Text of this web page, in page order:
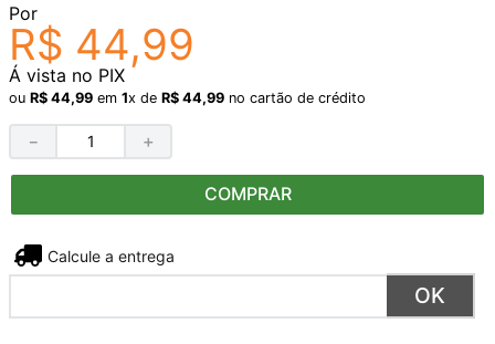
Por
R$ 44,99
Á vista no PIX
ou R$ 44,99 em 1x de R$ 44,99 no cartão de crédito
＋
－
COMPRAR
Não sei meu CEP